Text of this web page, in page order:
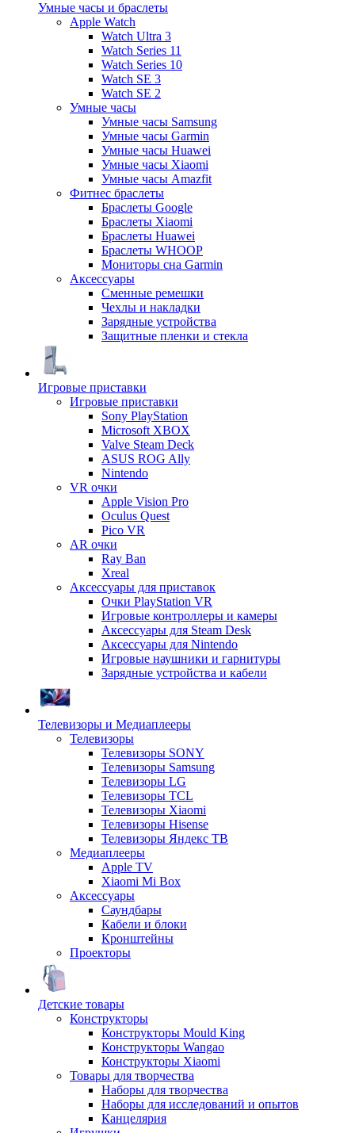
Умные часы и браслеты
Apple Watch
Watch Ultra 3
Watch Series 11
Watch Series 10
Watch SE 3
Watch SE 2
Умные часы
Умные часы Samsung
Умные часы Garmin
Умные часы Huawei
Умные часы Xiaomi
Умные часы Amazfit
Фитнес браслеты
Браслеты Google
Браслеты Xiaomi
Браслеты Huawei
Браслеты WHOOP
Мониторы сна Garmin
Аксессуары
Сменные ремешки
Чехлы и накладки
Зарядные устройства
Защитные пленки и стекла
Игровые приставки
Игровые приставки
Sony PlayStation
Microsoft XBOX
Valve Steam Deck
ASUS ROG Ally
Nintendo
VR очки
Apple Vision Pro
Oculus Quest
Pico VR
AR очки
Ray Ban
Xreal
Аксессуары для приставок
Очки PlayStation VR
Игровые контроллеры и камеры
Аксессуары для Steam Desk
Аксессуары для Nintendo
Игровые наушники и гарнитуры
Зарядные устройства и кабели
Телевизоры и Медиаплееры
Телевизоры
Телевизоры SONY
Телевизоры Samsung
Телевизоры LG
Телевизоры TCL
Телевизоры Xiaomi
Телевизоры Hisense
Телевизоры Яндекс ТВ
Медиаплееры
Apple TV
Xiaomi Mi Box
Аксессуары
Саундбары
Кабели и блоки
Кронштейны
Проекторы
Детские товары
Конструкторы
Конструкторы Mould King
Конструкторы Wangao
Конструкторы Xiaomi
Товары для творчества
Наборы для творчества
Наборы для исследований и опытов
Канцелярия